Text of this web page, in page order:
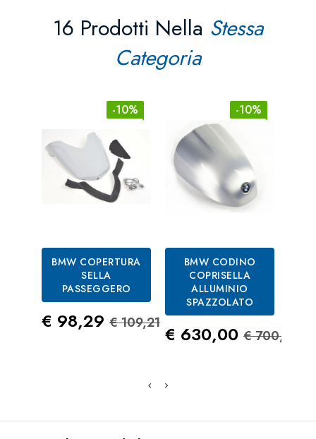
16 Prodotti Nella Stessa
Categoria
-10%
BMW COPERTURA
SELLA
PASSEGGERO
Prezzo
€ 98,29 Prezzo Standard
€ 109,21
-10%
BMW CODINO
COPRISELLA
ALLUMINIO
SPAZZOLATO
Prezzo
€ 630,00 Prezzo
€ 700,00